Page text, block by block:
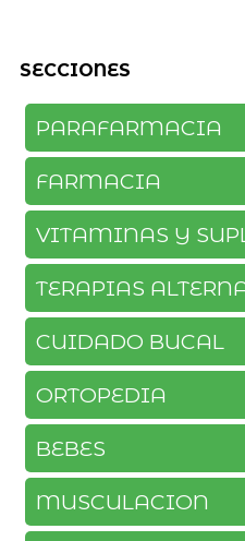
SECCIONES
PARAFARMACIA
FARMACIA
VITAMINAS Y
TERAPIAS
CUIDADO BUCAL
ORTOPEDIA
BEBES
MUSCULACION